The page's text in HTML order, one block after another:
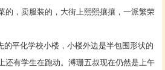
的，卖服装的，大街上熙熙攘攘，一派繁荣
平化学校小楼，小楼外边是半包围形状的
还有学生在跑动。溥珊五叔现在仍然是上午